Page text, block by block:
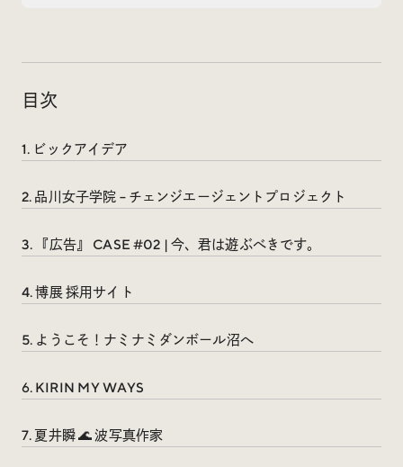
クリエイティブ業界のニュースやイベント情報、 今週
話題になったサイトなどを30分でお届けします。
#Podcast #デザイン
目次
1. ビックアイデア
2. 品川女子学院 – チェンジエージェントプロジェクト
3. 『広告』 CASE #02 | 今、君は遊ぶべきです。
4. 博展 採用サイト
5. ようこそ！ナミナミダンボール沼へ
6. KIRIN MY WAYS
7. 夏井瞬 🌊 波写真作家